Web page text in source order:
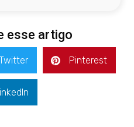
esse artigo
Pinterest